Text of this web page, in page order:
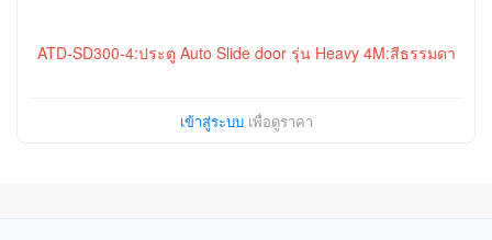
ATD-SD300-4:ประตู Auto Slide door รุ่น Heavy 4M:สีธรรมดา
เข้าสู่ระบบเพื่อดูราคา